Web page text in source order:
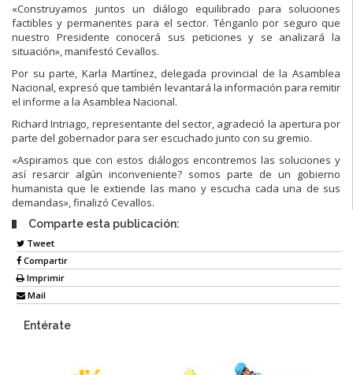
«Construyamos juntos un diálogo equilibrado para soluciones
factibles y permanentes para el sector. Ténganlo por seguro que
nuestro Presidente conocerá sus peticiones y se analizará la
situación», manifestó Cevallos.
Por su parte, Karla Martínez, delegada provincial de la Asamblea
Nacional, expresó que también levantará la información para remitir
el informe a la Asamblea Nacional.
Richard Intriago, representante del sector, agradeció la apertura por
parte del gobernador para ser escuchado junto con su gremio.
«Aspiramos que con estos diálogos encontremos las soluciones y
así resarcir algún inconveniente? somos parte de un gobierno
humanista que le extiende las mano y escucha cada una de sus
demandas», finalizó Cevallos.
Comparte esta publicación:
Tweet
Compartir
Imprimir
Mail
Entérate